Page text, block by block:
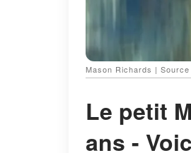
Mason Richards |
Le petit
ans -